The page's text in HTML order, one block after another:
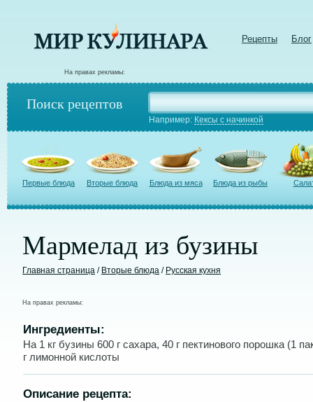
Рецепты Блог
На правах рекламы:
Поиск рецептов
Например: Кексы с начинкой
Первые блюда Вторые блюда Блюда из мяса Блюда из рыбы
Мармелад из бузины
Главная страница / Вторые блюда / Русская кухня
На правах рекламы:
Ингредиенты:
На 1 кг бузины 600 г сахара, 40 г пектинового порошка (1
г лимонной кислоты
Описание рецепта: